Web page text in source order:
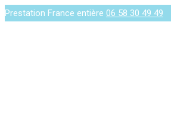
Prestation France entière 06 58 30 49 49